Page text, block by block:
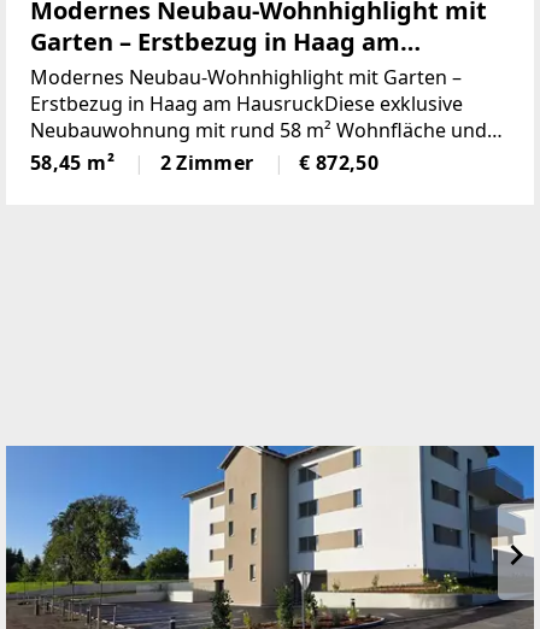
Modernes Neubau-Wohnhighlight mit
Garten – Erstbezug in Haag am
Hausruck
Modernes Neubau-Wohnhighlight mit Garten –
Erstbezug in Haag am HausruckDiese exklusive
Neubauwohnung mit rund 58 m² Wohnfläche und
einem großzügigen Gartenanteil von ca. 70 m²
vereint stilvolles Wohnen, hochwertige Ausstattung
58,45 m² 2 Zimmer € 872,50